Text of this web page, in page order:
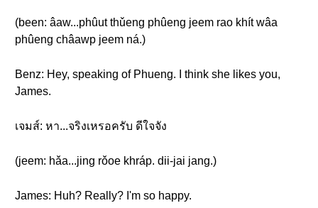
(been: âaw...phûut thǔeng phûeng jeem rao khít wâa
phûeng châawp jeem ná.)
Benz: Hey, speaking of Phueng. I think she likes you,
James.
เจมส์: หา...จริงเหรอครับ ดีใจจัง
(jeem: hǎa...jing rǒoe khráp. dii-jai jang.)
James: Huh? Really? I'm so happy.